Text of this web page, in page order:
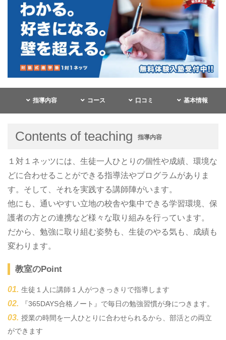
指導内容 コース 口コミ 基本情報
Contents of teaching 指導内容
１対１ネッツには、生徒一人ひとりの個性や成績、環境な
どに合わせることができる指導法やプログラムがありま
す。そして、それを実践する講師陣がいます。
他にも、通いやすい立地の校舎や集中できる学習環境、保
護者の方との連携など様々な取り組みを行っています。
だから、勉強に取り組む姿勢も、生徒のやる気も、成績も
変わります。
教室のPoint
生徒１人に講師１人がつきっきりで指導します
『365DAYS合格ノート』で毎日の勉強習慣が身につきます。
授業の時間を一人ひとりに合わせられるから、部活との両立
ができます